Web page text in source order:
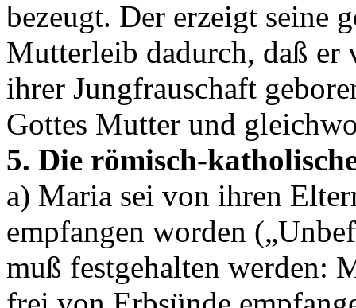
bezeugt. Der erzeigt seine
Mutterleib dadurch, daß er
ihrer Jungfrauschaft
Gottes Mutter und
5. Die römisch-
a) Maria sei von ihren
empfangen worden
muß festgehalten werden: